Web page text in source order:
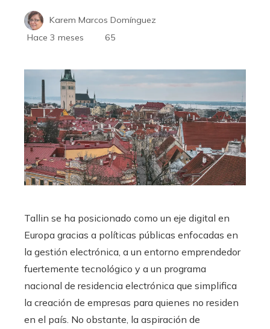
Karem Marcos Domínguez
Hace 3 meses
65
Tallin se ha posicionado como un eje digital en
Europa gracias a políticas públicas enfocadas en
la gestión electrónica, a un entorno emprendedor
fuertemente tecnológico y a un programa
nacional de residencia electrónica que simplifica
la creación de empresas para quienes no residen
en el país. No obstante, la aspiración de